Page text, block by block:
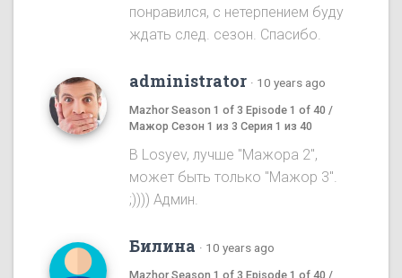
понравился, с нетерпением буду
ждать след. сезон. Спасибо.
administrator · 10 years ago
Mazhor Season 1 of 3 Episode 1 of 40 /
Мажор Сезон 1 из 3 Серия 1 из 40
B Losyev, лучше "Мажора 2",
может быть только "Мажор 3".
;)))) Админ.
Билина · 10 years ago
Mazhor Season 1 of 3 Episode 1 of 40 /